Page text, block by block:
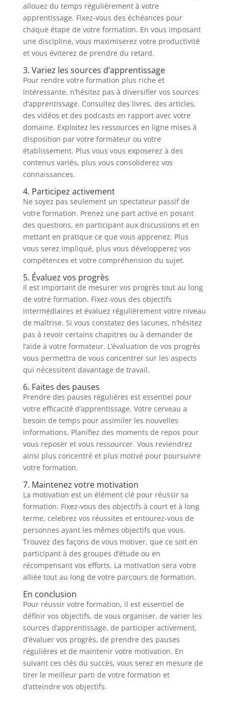
allouez du temps régulièrement à votre
apprentissage. Fixez-vous des échéances pour
chaque étape de votre formation. En vous imposant
une discipline, vous maximiserez votre productivité
et vous éviterez de prendre du retard.
3. Variez les sources d’apprentissage
Pour rendre votre formation plus riche et
intéressante, n’hésitez pas à diversifier vos sources
d’apprentissage. Consultez des livres, des articles,
des vidéos et des podcasts en rapport avec votre
domaine. Exploitez les ressources en ligne mises à
disposition par votre formateur ou votre
établissement. Plus vous vous exposerez à des
contenus variés, plus vous consoliderez vos
connaissances.
4. Participez activement
Ne soyez pas seulement un spectateur passif de
votre formation. Prenez une part active en posant
des questions, en participant aux discussions et en
mettant en pratique ce que vous apprenez. Plus
vous serez impliqué, plus vous développerez vos
compétences et votre compréhension du sujet.
5. Évaluez vos progrès
Il est important de mesurer vos progrès tout au long
de votre formation. Fixez-vous des objectifs
intermédiaires et évaluez régulièrement votre niveau
de maîtrise. Si vous constatez des lacunes, n’hésitez
pas à revoir certains chapitres ou à demander de
l’aide à votre formateur. L’évaluation de vos progrès
vous permettra de vous concentrer sur les aspects
qui nécessitent davantage de travail.
6. Faites des pauses
Prendre des pauses régulières est essentiel pour
votre efficacité d’apprentissage. Votre cerveau a
besoin de temps pour assimiler les nouvelles
informations. Planifiez des moments de repos pour
vous reposer et vous ressourcer. Vous reviendrez
ainsi plus concentré et plus motivé pour poursuivre
votre formation.
7. Maintenez votre motivation
La motivation est un élément clé pour réussir sa
formation. Fixez-vous des objectifs à court et à long
terme, celebrez vos réussites et entourez-vous de
personnes ayant les mêmes objectifs que vous.
Trouvez des façons de vous motiver, que ce soit en
participant à des groupes d’étude ou en
récompensant vos efforts. La motivation sera votre
alliée tout au long de votre parcours de formation.
En conclusion
Pour réussir votre formation, il est essentiel de
définir vos objectifs, de vous organiser, de varier les
sources d’apprentissage, de participer activement,
d’évaluer vos progrès, de prendre des pauses
régulières et de maintenir votre motivation. En
suivant ces clés du succès, vous serez en mesure de
tirer le meilleur parti de votre formation et
d’atteindre vos objectifs.